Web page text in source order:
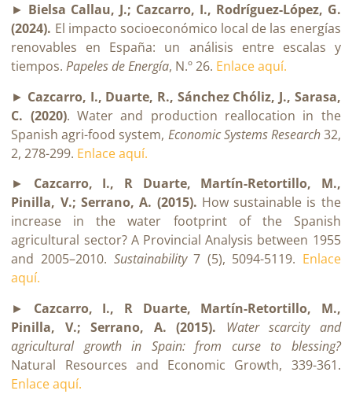
► Bielsa Callau, J.; Cazcarro, I., Rodríguez-López, G.
(2024). El impacto socioeconómico local de las energías
renovables en España: un análisis entre escalas y
tiempos.Papeles de Energía, N.º 26. Enlace aquí.
► Cazcarro, I., Duarte, R., Sánchez Chóliz, J., Sarasa,
C. (2020). Water and production reallocation in the
Spanish agri-food system, Economic Systems Research32,
2, 278-299. Enlace aquí.
► Cazcarro, I., R Duarte, Martín-Retortillo, M.,
Pinilla, V.; Serrano, A. (2015). How sustainable is the
increase in the water footprint of the Spanish
agricultural sector? A Provincial Analysis between 1955
and 2005–2010. Sustainability 7 (5), 5094-5119. Enlace
aquí.
► Cazcarro, I., R Duarte, Martín-Retortillo, M.,
Pinilla, V.; Serrano, A. (2015). Water scarcity and
agricultural growth in Spain: from curse to blessing?
Natural Resources and Economic Growth, 339-361.
Enlace aquí.